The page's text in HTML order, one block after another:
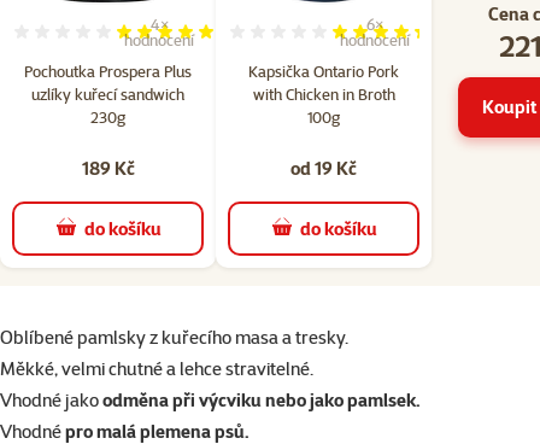
Pochoutka Prospera Plus
uzlíky kuřecí sandwich
230g
Hodnocení 100%, počet hodnocení: 4
4×
hodnocení
189 Kč
do košíku
Kapsička Ontario Pork
with Chicken in Broth
100g
Hodnocení 87%, počet
6×
hodnocení
od 19 Kč
do košíku
Cena
superzoo.product.detail.content
Oblíbené pamlsky z kuřecího masa a tresky.
Měkké, velmi chutné a lehce stravitelné.
Vhodné jakoodměna při výcviku nebo jako pamlsek.
Vhodnépro malá plemena psů.